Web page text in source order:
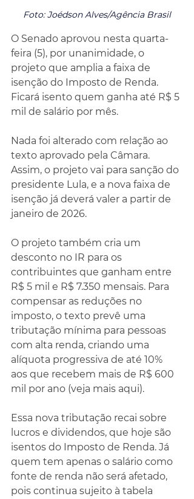
Foto: Joédson Alves/Agência Brasil
O Senado aprovou nesta quarta-
feira (5), por unanimidade, o
projeto que amplia a faixa de
isenção do Imposto de Renda.
Ficará isento quem ganha até R$ 5
mil de salário por mês.
Nada foi alterado com relação ao
texto aprovado pela Câmara.
Assim, o projeto vai para sanção do
presidente Lula, e a nova faixa de
isenção já deverá valer a partir de
janeiro de 2026.
O projeto também cria um
desconto no IR para os
contribuintes que ganham entre
R$ 5 mil e R$ 7.350 mensais. Para
compensar as reduções no
imposto, o texto prevê uma
tributação mínima para pessoas
com alta renda, criando uma
alíquota progressiva de até 10%
aos que recebem mais de R$ 600
mil por ano (veja mais aqui).
Essa nova tributação recai sobre
lucros e dividendos, que hoje são
isentos do Imposto de Renda. Já
quem tem apenas o salário como
fonte de renda não será afetado,
pois continua sujeito à tabela